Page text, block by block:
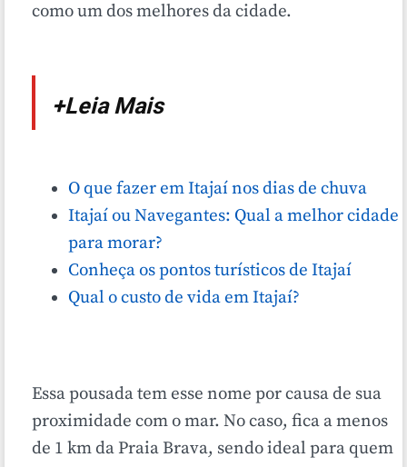
como um dos melhores da cidade.
+Leia Mais
O que fazer em Itajaí nos dias de chuva
Itajaí ou Navegantes: Qual a melhor cidade
para morar?
Conheça os pontos turísticos de Itajaí
Qual o custo de vida em Itajaí?
Essa pousada tem esse nome por causa de sua
proximidade com o mar. No caso, fica a menos
de 1 km da Praia Brava, sendo ideal para quem